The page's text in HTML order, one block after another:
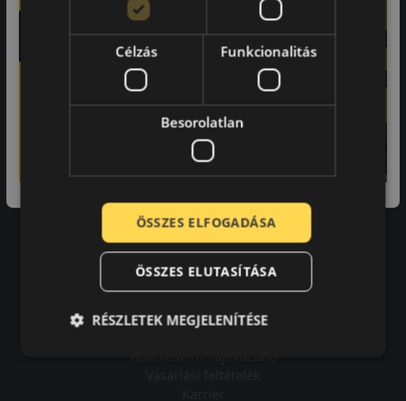
21659
vélemény alapján
-
A bolt vásárlója
Minden tökéletesen működik.
Impresszum
Célzás Funkcionalitás
Besorolatlan
ÖSSZES ELFOGADÁSA
ÖSSZES ELUTASÍTÁSA
RÉSZLETEK MEGJELENÍTÉSE